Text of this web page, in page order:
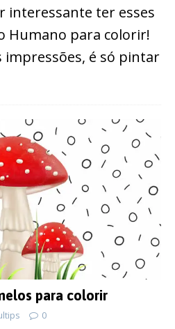
interessante ter esses
Humano para colorir!
impressões, é só pintar
para colorir
0